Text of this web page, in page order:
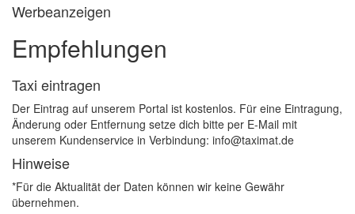
Werbeanzeigen
Empfehlungen
Taxi eintragen
Der Eintrag auf unserem Portal ist kostenlos. Für eine Eintragung,
Änderung oder Entfernung setze dich bitte per E-Mail mit
unserem Kundenservice in Verbindung: info@taximat.de
Hinweise
*Für die Aktualität der Daten können wir keine Gewähr
übernehmen.